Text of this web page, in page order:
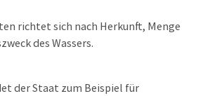
richtet sich nach Herkunft, Menge
des Wassers.
der Staat zum Beispiel für